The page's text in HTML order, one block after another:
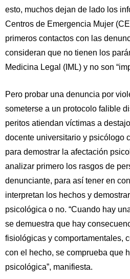
esto, muchos dejan de lado los
Centros de Emergencia Mujer
primeros contactos con las
consideran que no tienen los
Medicina Legal (IML) y no son
Pero probar una denuncia por
someterse a un protocolo falible
peritos atiendan víctimas a
docente universitario y psicólogo
para demostrar la afectación
analizar primero los rasgos de
denunciante, para así tener en
interpretan los hechos y
psicológica o no. “Cuando hay
se demuestra que hay
fisiológicas y comportamentales,
con el hecho, se comprueba que
psicológica”, manifiesta.